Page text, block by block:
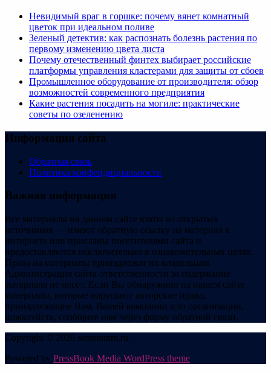
Невидимый враг в горшке: почему вянет комнатный
цветок при идеальном поливе
Зеленый детектив: как распознать болезнь растения по
первому изменению цвета листа
Почему отечественный финтех выбирает российские
платформы управления кластерами для защиты от сбоев
Промышленное оборудование от производителя: обзор
возможностей современного предприятия
Какие растения посадить на могиле: практические
советы по озеленению
Информация сайта
Обратная связь
Политика конфендициальности
Важная информация
Все материалы на данном сайте взяты из открытых
источников — имеют обратную ссылку на материал в
интернете или присланы посетителями сайта и
предоставляются исключительно в ознакомительных целях.
Права на материалы принадлежат их владельцам.
Администрация сайта ответственности за содержание
материала не несет. Если Вы обнаружили на нашем сайте
материалы, которые нарушают авторские права,
принадлежащие Вам, Вашей компании или организации,
пожалуйста, сообщите нам через форму обратной связи.
Copyright © 2026 semstomm.ru.
Powered by PressBook Media WordPress theme